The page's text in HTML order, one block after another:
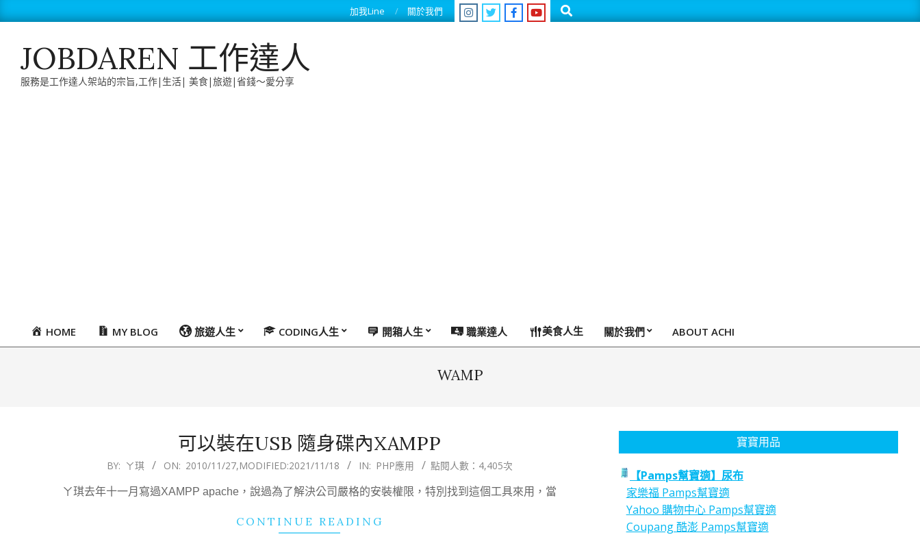
to
加我Line 關於我們 Search
JOBDAREN 工作達人
服務是工作達人架站的宗旨,工作|生活| 美食|旅遊|省錢～愛分享
PrimaryHOME MY BLOG 旅遊人生 CODING人生 開箱人生 職業達人 美食人生 關於我們 ABOUT ACHI
WAMP
可以裝在USB 隨身碟內XAMPP
BY: ㄚ琪 ON: 2010/11/27,MODIFIED:2021/11/18 IN: PHP應用 點閱人數：4,405次
ㄚ琪去年十一月寫過XAMPP apache，說過為了解決公司嚴格的安裝權限，特別找到這個工具來用，當
CONTINUE READING
寶寶用品
【Pamps幫寶適】尿布
家樂福 Pamps幫寶適
Yahoo 購物中心 Pamps幫寶適
Coupang 酷澎 Pamps幫寶適